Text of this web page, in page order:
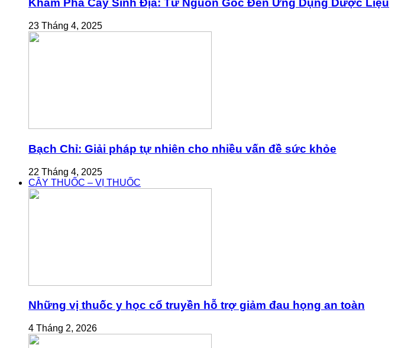
Khám Phá Cây Sinh Địa: Từ Nguồn Gốc Đến Ứng Dụng Dược Liệu
23 Tháng 4, 2025
Bạch Chỉ: Giải pháp tự nhiên cho nhiều vấn đề sức khỏe
22 Tháng 4, 2025
CÂY THUỐC – VỊ THUỐC
Những vị thuốc y học cổ truyền hỗ trợ giảm đau họng an toàn
4 Tháng 2, 2026